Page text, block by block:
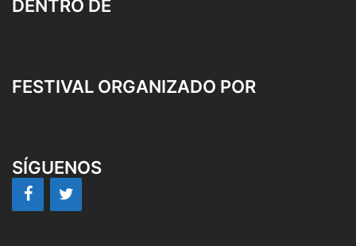
DENTRO DE
FESTIVAL ORGANIZADO POR
SÍGUENOS